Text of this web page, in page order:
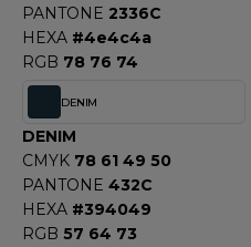
ONE TOWELLING
PANTONE 2336C
HEXA #4e4c4a
RGB 78 76 74
DENIM
DENIM
CMYK 78 61 49 50
PANTONE 432C
HEXA #394049
RGB 57 64 73